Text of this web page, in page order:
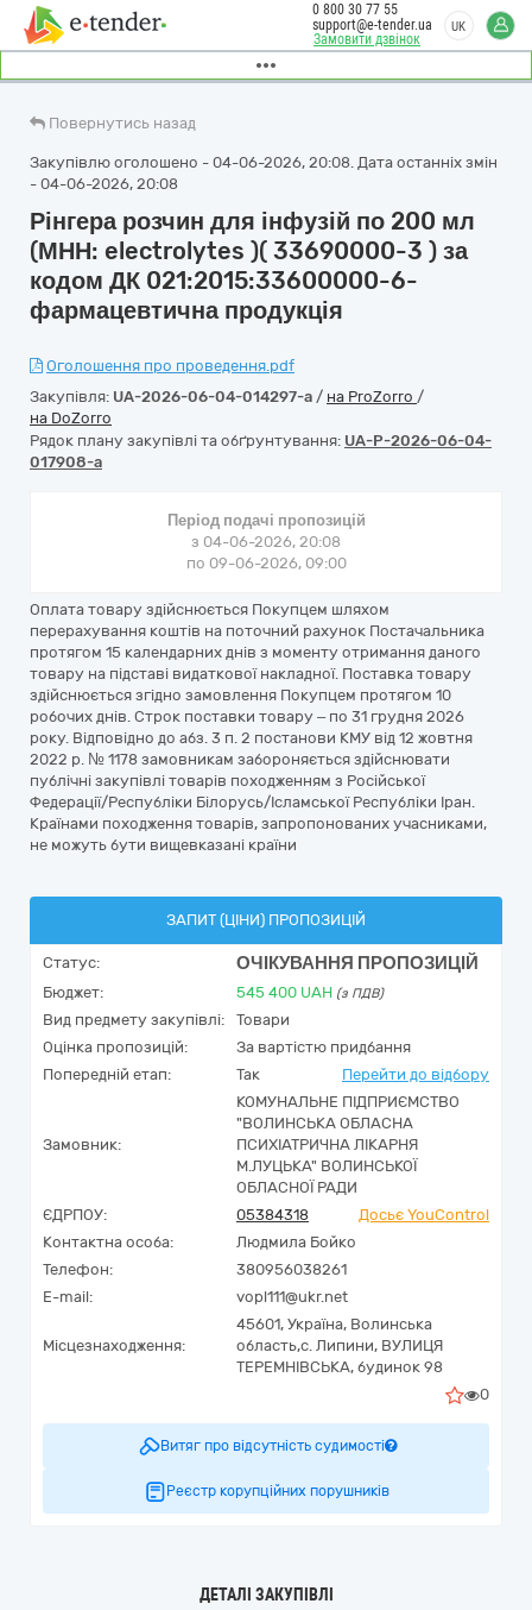
Замовити дзвінок
0 800 30 77 55
support@e-tender.ua
UK
Повернутись назад
Закупівлю оголошено - 04-06-2026, 20:08. Дата останніх змін
- 04-06-2026, 20:08
Рінгера розчин для інфузій по 200 мл
(МНН: electrolytes )( 33690000-3 ) за
кодом ДК 021:2015:33600000-6-
фармацевтична продукція
Оголошення про проведення.pdf
Закупівля: UA-2026-06-04-014297-a / на ProZorro /
на DoZorro
Рядок плану закупівлі та обґрунтування: UA-P-2026-06-04-
017908-a
Період подачі пропозицій
з 04-06-2026, 20:08
по 09-06-2026, 09:00
Оплата товару здійснюється Покупцем шляхом
перерахування коштів на поточний рахунок Постачальника
протягом 15 календарних днів з моменту отримання даного
товару на підставі видаткової накладної. Поставка товару
здійснюється згідно замовлення Покупцем протягом 10
робочих днів. Строк поставки товару – по 31 грудня 2026
року. Відповідно до абз. 3 п. 2 постанови КМУ від 12 жовтня
2022 р. № 1178 замовникам забороняється здійснювати
публічні закупівлі товарів походженням з Російської
Федерації/Республіки Білорусь/Ісламської Республіки Іран.
Країнами походження товарів, запропонованих учасниками,
не можуть бути вищевказані країни
ЗАПИТ (ЦІНИ) ПРОПОЗИЦІЙ
Статус: ОЧІКУВАННЯ ПРОПОЗИЦІЙ
Бюджет: 545 400 UAH (з ПДВ)
Вид предмету закупівлі:
Товари
Оцінка пропозицій:
За вартістю придбання
Попередній етап:
Так Перейти до відбору
Замовник:
КОМУНАЛЬНЕ ПІДПРИЄМСТВО
"ВОЛИНСЬКА ОБЛАСНА
ПСИХІАТРИЧНА ЛІКАРНЯ
М.ЛУЦЬКА" ВОЛИНСЬКОЇ
ОБЛАСНОЇ РАДИ
ЄДРПОУ:
05384318
Досьє YouControl
Контактна особа:
Людмила Бойко
Телефон:
380956038261
E-mail:
vopl111@ukr.net
Місцезнаходження:
45601, Україна, Волинська
область,с. Липини, ВУЛИЦЯ
ТЕРЕМНІВСЬКА, будинок 98
0
Витяг про відсутність судимості
Реєстр корупційних порушників
ДЕТАЛІ ЗАКУПІВЛІ